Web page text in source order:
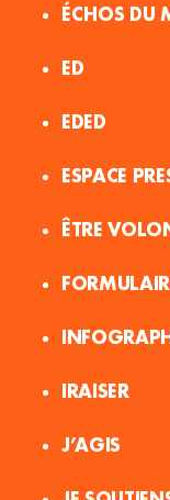
ÉCHOS DU
ED
EDED
ESPACE
ÊTRE
IRAISER
J’AGIS